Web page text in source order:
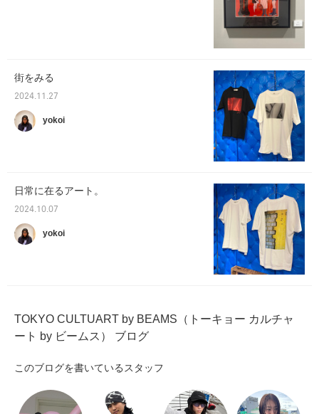
街をみる
2024.11.27
yokoi
日常に在るアート。
2024.10.07
yokoi
TOKYO CULTUART by BEAMS（トーキョー カルチャ
ート by ビームス） ブログ
このブログを書いているスタッフ